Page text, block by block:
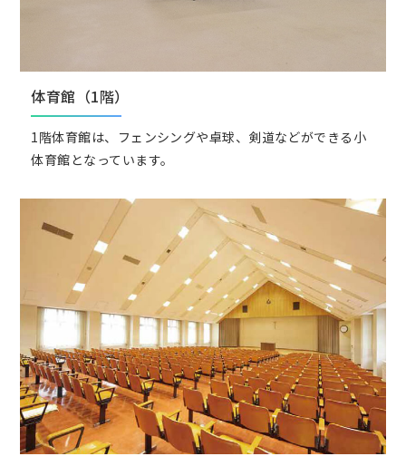
体育館（1階）
1階体育館は、フェンシングや卓球、剣道などができる小
体育館となっています。